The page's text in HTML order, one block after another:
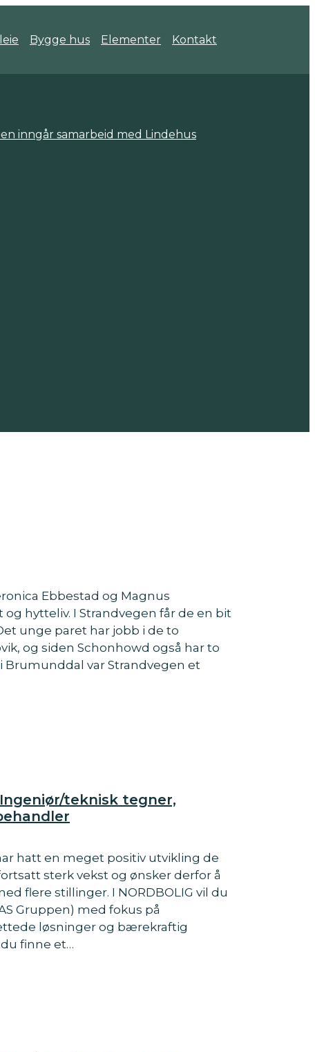
Bygge hus Elementer Kontakt
Ebbestad og Magnus
og hytteliv. I Strandvegen får de en bit
unge paret har jobb i de to
og siden Schonhowd også har to
Brumunddal var Strandvegen et
teknisk tegner,
hatt en meget positiv utvikling de
sterk vekst og ønsker derfor å
flere stillinger. I NORDBOLIG vil du
Gruppen) med fokus på
løsninger og bærekraftig
finne et…